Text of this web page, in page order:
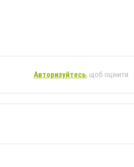
Авторизуйтесь, щоб оцінити